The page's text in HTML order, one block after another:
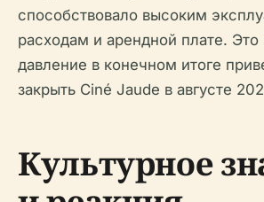
способствовало высоким
расходам и арендной плате.
давление в конечном итоге
закрыть Ciné Jaude в августе
Культурное